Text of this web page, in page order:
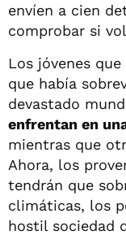
envíen a cien
comprobar si
Los jóvenes
que había
devastado
enfrentan en
mientras que
Ahora, los
tendrán que
climáticas, los
hostil sociedad